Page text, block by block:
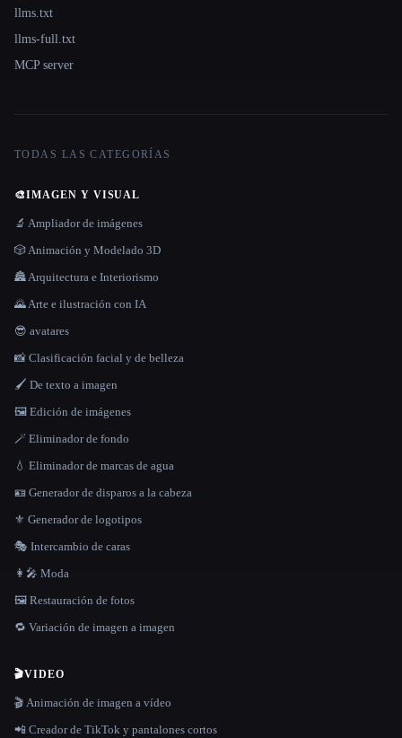
llms.txt
llms-full.txt
MCP server
TODAS LAS CATEGORÍAS
🎨IMAGEN Y VISUAL
🔬 Ampliador de imágenes
🎲 Animación y Modelado 3D
🏯 Arquitectura e Interiorismo
🌄 Arte e ilustración con IA
😎 avatares
📸 Clasificación facial y de belleza
🖌️ De texto a imagen
🖼️ Edición de imágenes
🪄 Eliminador de fondo
💧 Eliminador de marcas de agua
🪪 Generador de disparos a la cabeza
⚜️ Generador de logotipos
🎭 Intercambio de caras
👩‍🎤 Moda
🖼️ Restauración de fotos
🔁 Variación de imagen a imagen
🎬VIDEO
🎬 Animación de imagen a vídeo
📲 Creador de TikTok y pantalones cortos